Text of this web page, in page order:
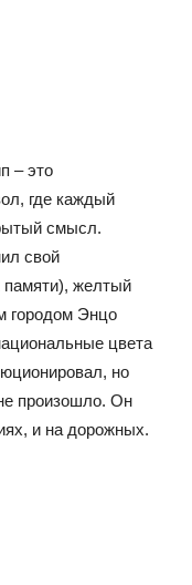
– это
где каждый
смысл.
свой
желтый
городом Энцо
цвета
но
произошло. Он
и на дорожных.